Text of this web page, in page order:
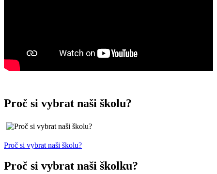
Proč si vybrat naši školu?
Proč si vybrat naši školu?
Proč si vybrat naši školku?